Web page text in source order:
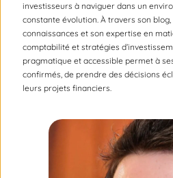
investisseurs à naviguer dans un
constante évolution. À travers son
connaissances et son expertise en
comptabilité et stratégies
pragmatique et accessible permet à
confirmés, de prendre des décisions
leurs projets financiers.